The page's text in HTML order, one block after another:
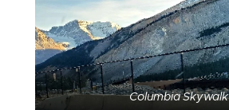
Columbia Skywalk